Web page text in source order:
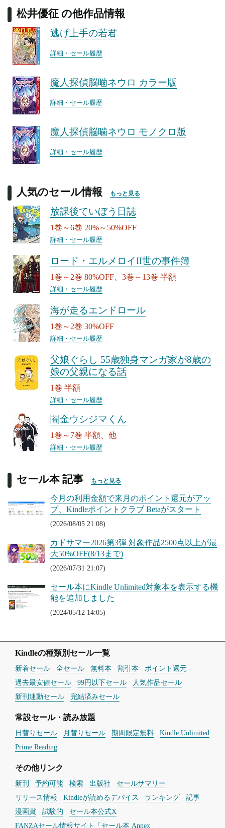
松井優征 の他作品情報
逃げ上手の若君
詳細・セール履歴
魔人探偵脳噛ネウロ カラー版
詳細・セール履歴
魔人探偵脳噛ネウロ モノクロ版
詳細・セール履歴
人気のセール情報 もっと見る
放課後ていぼう日誌
1巻～6巻 20%～50%OFF
詳細・セール履歴
ロード・エルメロイII世の事件簿
1巻～2巻 80%OFF、3巻～13巻 半額
詳細・セール履歴
海が走るエンドロール
1巻～2巻 30%OFF
詳細・セール履歴
父娘ぐらし 55歳独身マンガ家が8歳の
娘の父親になる話
1巻 半額
詳細・セール履歴
闇金ウシジマくん
1巻～7巻 半額、他
詳細・セール履歴
セール本 記事 もっと見る
今月の利用金額で来月のポイント還元がアッ
プ、Kindleポイントクラブ Betaがスタート
(2026/08/05 21:08)
カドサマー2026第3弾 対象作品2500点以上が最
大50%OFF(8/13まで)
(2026/07/31 21:07)
セール本にKindle Unlimited対象本を表示する機
能を追加しました
(2024/05/12 14:05)
Kindleの種類別セール一覧
新着セール 全セール 無料本 割引本
ポイント還元
過去最安値セール
99円以下セール
人気作品セール
新刊連動セール
完結済みセール
常設セール・読み放題
日替りセール 月替りセール 期間限定無料
Kindle Unlimited
Prime Reading
その他リンク
新刊 予約可能 検索 出版社
セールサマリー
リリース情報
Kindleが読めるデバイス ランキング
記事
漫画賞
試験的
セール本公式X
FANZAセール情報サイト「セール本 Annex」